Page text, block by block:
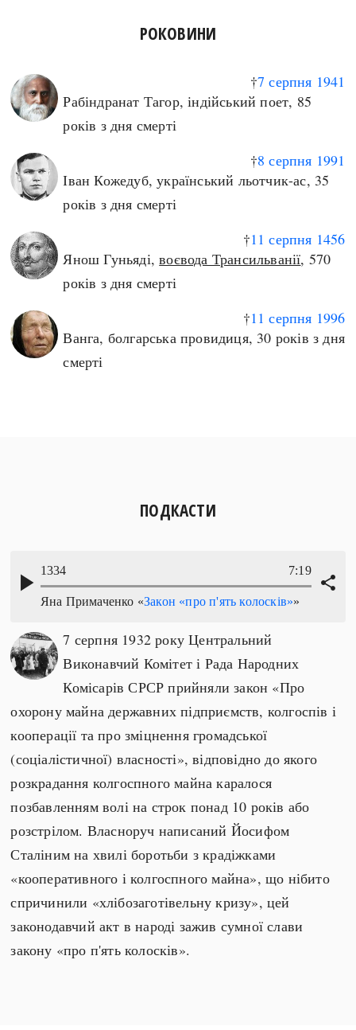
РОКОВИНИ
†7 серпня 1941
Рабіндранат Тагор, індійський поет, 85
років з дня смерті
†8 серпня 1991
Іван Кожедуб, український льотчик-ас, 35
років з дня смерті
†11 серпня 1456
Янош Гуньяді,воєвода Трансильванії, 570
років з дня смерті
†11 серпня 1996
Ванга, болгарська провидиця, 30 років з дня
смерті
ПОДКАСТИ
7 серпня 1932 року Центральний
Виконавчий Комітет і Рада Народних
Комісарів СРСР прийняли закон «Про
охорону майна державних підприємств, колгоспів і
кооперації та про зміцнення громадської
(соціалістичної) власності», відповідно до якого
розкрадання колгоспного майна каралося
позбавленням волі на строк понад 10 років або
розстрілом. Власноруч написаний Йосифом
Сталіним на хвилі боротьби з крадіжками
«кооперативного і колгоспного майна», що нібито
спричинили «хлібозаготівельну кризу», цей
законодавчий акт в народі зажив сумної слави
закону «про п'ять колосків».